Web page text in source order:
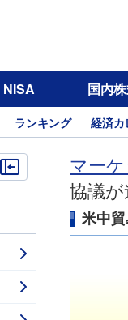
NISA 国内
ランキング 経済
マー
協議
米中